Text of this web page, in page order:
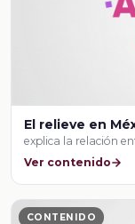
El relieve en
explica la relación
Ver contenido
CONTENIDO